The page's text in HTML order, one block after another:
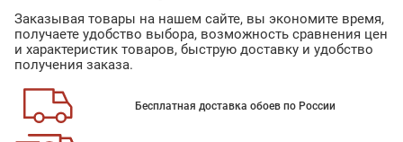
Заказывая товары на нашем сайте, вы экономите время,
получаете удобство выбора, возможность сравнения цен
и характеристик товаров, быструю доставку и удобство
получения заказа.
Бесплатная доставка обоев по России